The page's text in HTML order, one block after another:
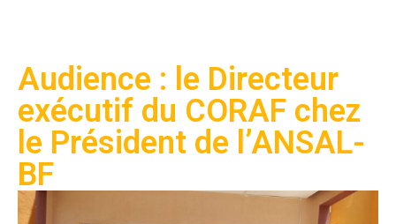
Audience : le Directeur
exécutif du CORAF chez
le Président de l’ANSAL-
BF